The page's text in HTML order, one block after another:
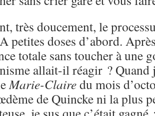
très doucement, le
petites doses d’abord.
totale sans toucher à une
allait-il réagir ? Quand
Marie-Clairedu mois
de Quincke ni la plus